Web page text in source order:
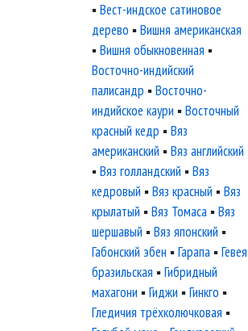
▪Вест-индское сатиновое
дерево ▪Вишня американская
▪Вишня обыкновенная ▪
Восточно-индийский
палисандр ▪Восточно-
индийское каури ▪Восточный
красный кедр ▪Вяз
американский ▪Вяз английский
▪Вяз голландский ▪Вяз
кедровый ▪Вяз красный ▪Вяз
крылатый ▪Вяз Томаса ▪Вяз
шершавый ▪Вяз японский ▪
Габонский эбен ▪Гарапа ▪Гевея
бразильская ▪Гибридный
махагони ▪Гиджи ▪Гинкго ▪
Гледичия трёхколючковая ▪